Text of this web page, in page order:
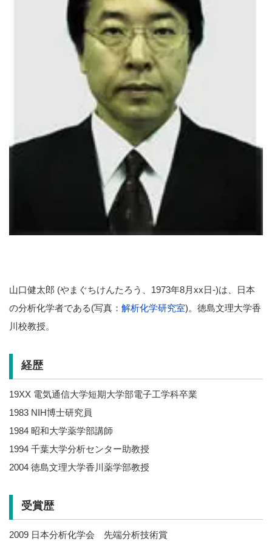
山口健太郎 (やまぐちけんたろう、1973年8月xx日-)は、日本
の分析化学者である(写真： 解析化学研究室)。徳島文理大学香
川校教授。
経歴
19XX 電気通信大学短期大学部電子工学科卒業
1983 NIH博士研究員
1984 昭和大学薬学部講師
1994 千葉大学分析センター助教授
2004 徳島文理大学香川薬学部教授
受賞歴
2009 日本分析化学会 先端分析技術賞